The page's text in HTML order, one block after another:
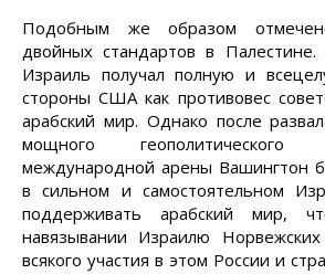
Подобным же образом
двойных стандартов в
Израиль получал полную и
стороны США как противовес
арабский мир. Однако после
мощного
международной арены Вашингтон
в сильном и самостоятельном
поддерживать арабский мир,
навязывании Израилю
всякого участия в этом России и